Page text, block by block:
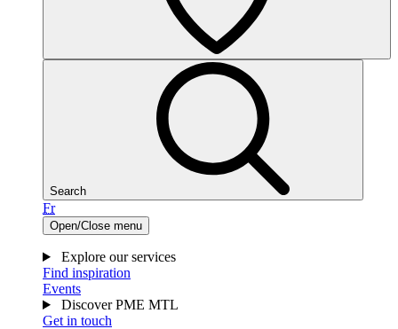
Search
Fr
Open/Close menu
Explore our services
Find inspiration
Events
Discover PME MTL
Get in touch